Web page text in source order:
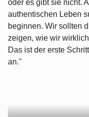
oder es gibt sie nicht.
authentischen Leben
beginnen. Wir sollten
zeigen, wie wir
Das ist der erste
an."